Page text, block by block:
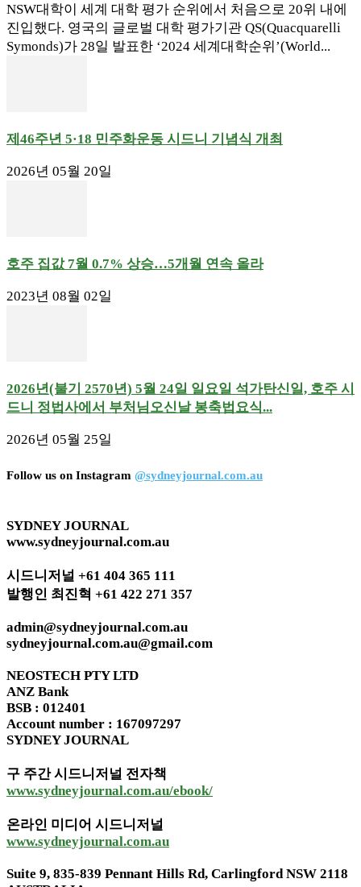
NSW대학이 세계 대학 평가 순위에서 처음으로 20위 내에
진입했다. 영국의 글로벌 대학 평가기관 QS(Quacquarelli
Symonds)가 28일 발표한 ‘2024 세계대학순위’(World...
제46주년 5·18 민주화운동 시드니 기념식 개최
2026년 05월 20일
호주 집값 7월 0.7% 상승…5개월 연속 올라
2023년 08월 02일
2026년(불기 2570년) 5월 24일 일요일 석가탄신일, 호주 시
드니 정법사에서 부처님오신날 봉축법요식...
2026년 05월 25일
Follow us on Instagram @sydneyjournal.com.au
SYDNEY JOURNAL
www.sydneyjournal.com.au
시드니저널 +61 404 365 111
발행인 최진혁 +61 422 271 357
admin@sydneyjournal.com.au
sydneyjournal.com.au@gmail.com
NEOSTECH PTY LTD
ANZ Bank
BSB : 012401
Account number : 167097297
SYDNEY JOURNAL
구 주간 시드니저널 전자책
www.sydneyjournal.com.au/ebook/
온라인 미디어 시드니저널
www.sydneyjournal.com.au
Suite 9, 835-839 Pennant Hills Rd, Carlingford NSW 2118